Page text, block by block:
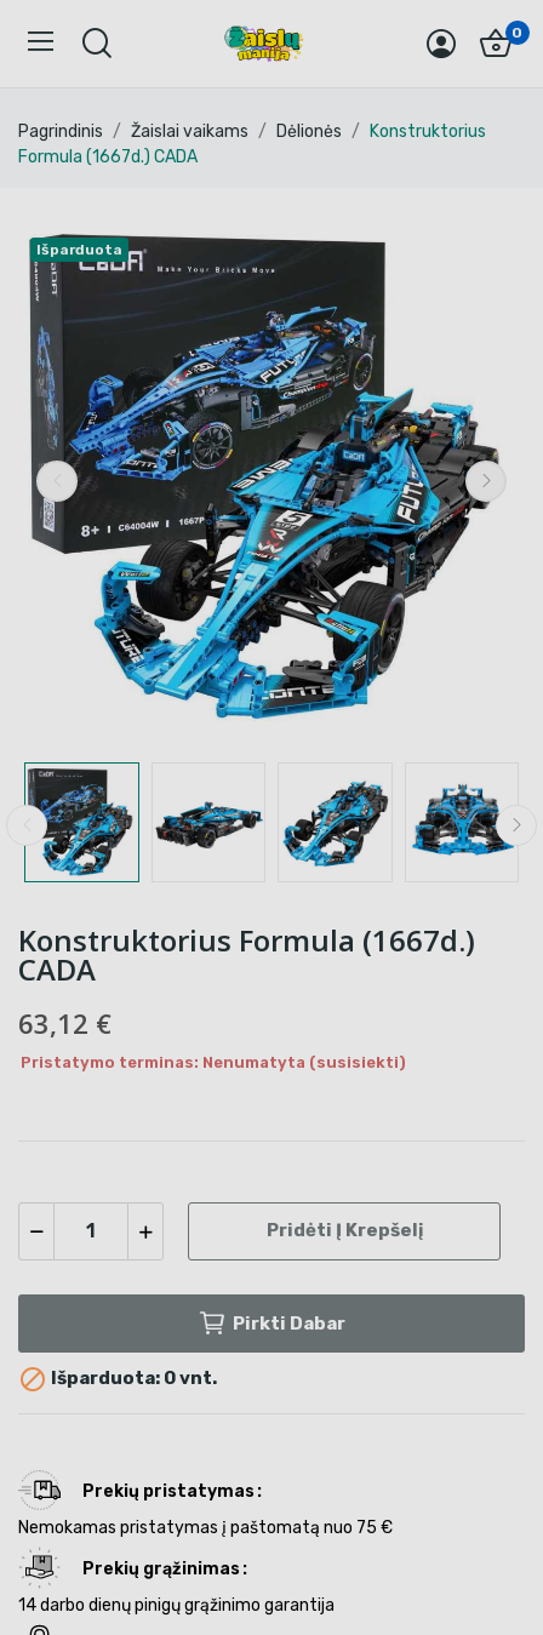
0
Pagrindinis Žaislai vaikams Dėlionės
Konstruktorius
Formula (1667d.) CADA
Išparduota
Konstruktorius Formula (1667d.)
CADA
63,12 €
Pristatymo terminas: Nenumatyta (susisiekti)
Pridėti Į Krepšelį
Pirkti Dabar
 Išparduota: 0 vnt.
Prekių pristatymas
Nemokamas pristatymas į paštomatą nuo 75 €
Prekių grąžinimas
14 darbo dienų pinigų grąžinimo garantija